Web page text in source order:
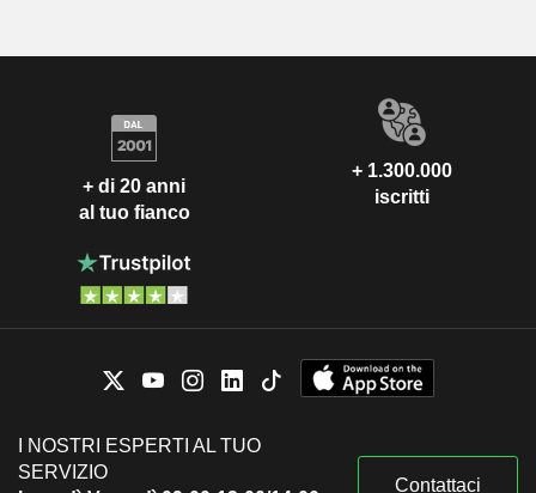
+ di 20 anni
al tuo fianco
+ 1.300.000
iscritti
I NOSTRI ESPERTI AL TUO
SERVIZIO
Contattaci